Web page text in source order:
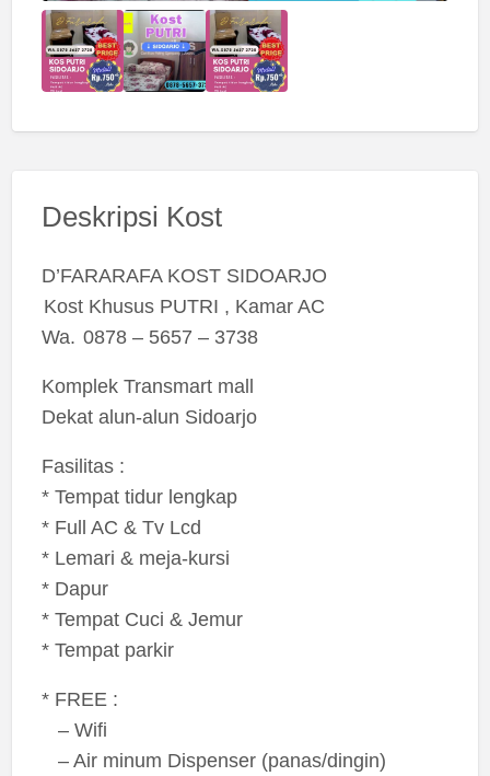
Deskripsi Kost
D’FARARAFA KOST SIDOARJO
Kost Khusus PUTRI , Kamar AC
Wa. 0878 – 5657 – 3738
Komplek Transmart mall
Dekat alun-alun Sidoarjo
Fasilitas :
* Tempat tidur lengkap
* Full AC & Tv Lcd
* Lemari & meja-kursi
* Dapur
* Tempat Cuci & Jemur
* Tempat parkir
* FREE :
– Wifi
– Air minum Dispenser (panas/dingin)